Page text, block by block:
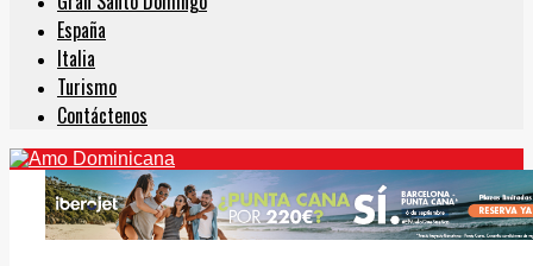
España
Italia
Turismo
Contáctenos